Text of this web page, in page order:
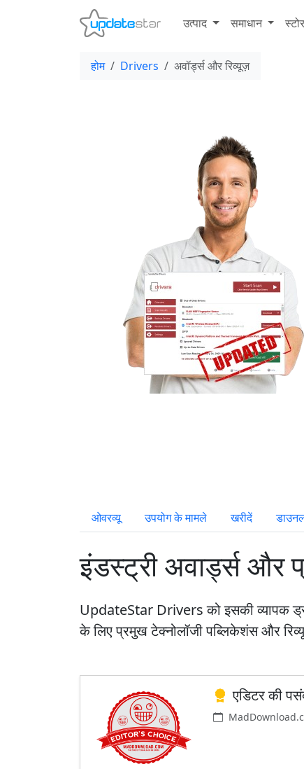
उत्पाद समाधान स्टोर
होम Drivers अवॉर्ड्स और रिव्यूज़
ओवरव्यू उपयोग के मामले खरीदें
इंडस्ट्री अवार्ड्स और
UpdateStar Drivers को इसकी व्यापक
के लिए प्रमुख टेक्नोलॉजी पब्लिकेशंस और रिव्यू
एडिटर की